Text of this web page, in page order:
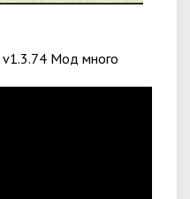
v1.3.74 Мод много